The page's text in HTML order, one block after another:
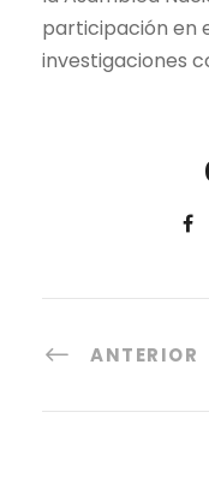
participación en
investigaciones
ANTERIOR